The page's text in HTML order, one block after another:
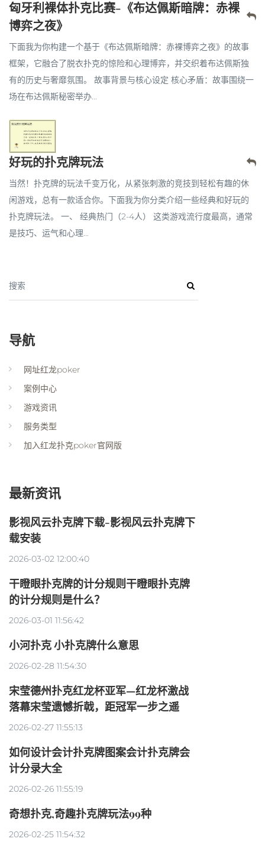
匈牙利裸体扑克比赛-《布达佩斯暗牌：赤裸
博弈之夜》
下面我为你构建一个基于《布达佩斯暗牌：赤裸博弈之夜》的故事
框架，它融合了脱衣扑克的惊险和心理博弈，并交织着布达佩斯独
有的历史与奢靡氛围。 故事背景与核心设定 核心矛盾：故事围绕一
场在布达佩斯秘密举办...
好玩的扑克牌玩法
当然！扑克牌的玩法千变万化，从紧张刺激的竞技到轻松有趣的休
闲游戏，总有一款适合你。下面我为你分类介绍一些经典和好玩的
扑克牌玩法。 一、 经典热门（2-4人） 这类游戏流行度最高，通常
是技巧、运气和心理...
搜索
导航
网址红龙poker
案例中心
游戏资讯
服务类型
加入红龙扑克poker官网版
最新资讯
影视风云扑克牌下载-影视风云扑克牌下
载安装
2026-03-02 12:00:40
干瞪眼扑克牌的计分规则干瞪眼扑克牌
的计分规则是什么？
2026-03-01 11:56:42
小河扑克 小扑克牌什么意思
2026-02-28 11:54:30
宋莹德州扑克红龙杯亚军—红龙杯激战
落幕宋莹遗憾折戟，距冠军一步之遥
2026-02-27 11:55:13
如何设计会计扑克牌图案会计扑克牌会
计分录大全
2026-02-26 11:55:19
奇想扑克,奇趣扑克牌玩法99种
2026-02-25 11:54:32